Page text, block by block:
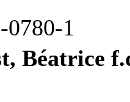
0780-1
Béatrice